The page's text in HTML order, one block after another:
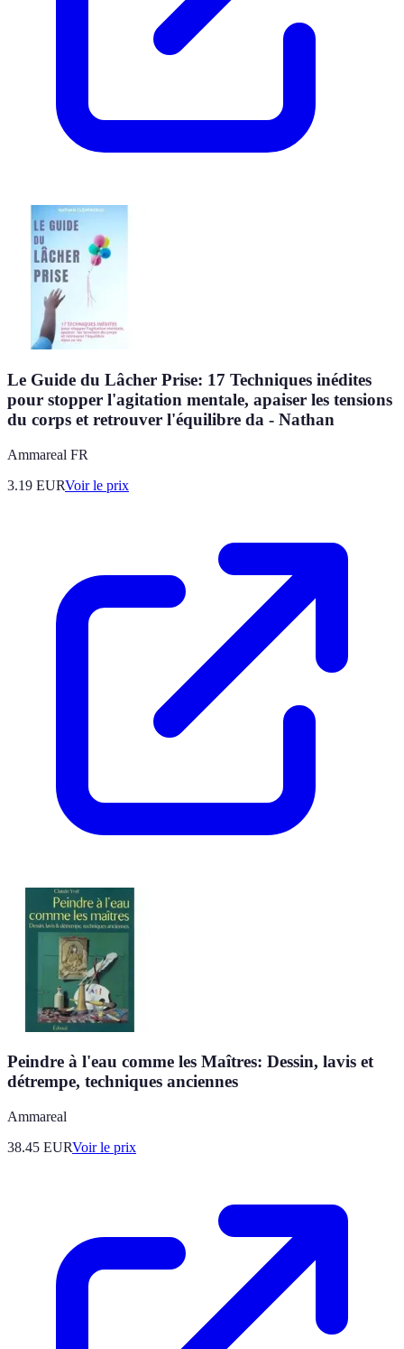
Le Guide du Lâcher Prise: 17 Techniques inédites
pour stopper l'agitation mentale, apaiser les tensions
du corps et retrouver l'équilibre da - Nathan
Ammareal FR
3.19 EURVoir le prix
Peindre à l'eau comme les Maîtres: Dessin, lavis et
détrempe, techniques anciennes
Ammareal
38.45 EURVoir le prix